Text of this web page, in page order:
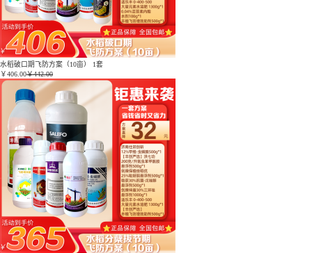
水稻破口期飞防方案（10亩） 1套
￥406.00￥442.00